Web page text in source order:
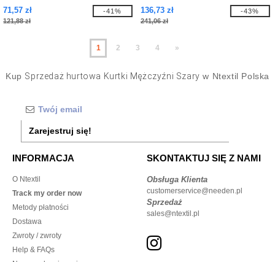
71,57 zł
121,88 zł
-41% 136,73 zł
241,06 zł
-43%
1 2 3 4 »
Kup Sprzedaż hurtowa Kurtki Mężczyźni Szary w Ntextil Polska
Zarejestruj się!
INFORMACJA
O Ntextil
Track my order now
Metody płatności
Dostawa
Zwroty / zwroty
Help & FAQs
SKONTAKTUJ SIĘ Z NAMI
Obsługa Klienta
customerservice@needen.pl
Sprzedaż
sales@ntextil.pl